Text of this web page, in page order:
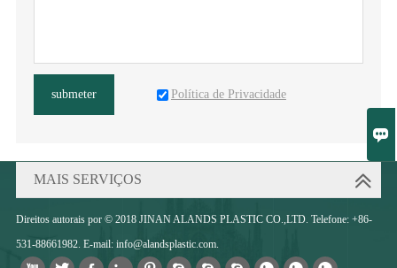

submeter Política de Privacidade
MAIS SERVIÇOS
Direitos autorais por © 2018 JINAN ALANDS PLASTIC CO.,LTD. Telefone: +86-
531-88661982. E-mail: info@alandsplastic.com.